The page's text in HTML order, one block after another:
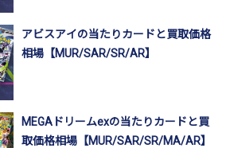
アビスアイの当たりカードと買取価格
相場【MUR/SAR/SR/AR】
MEGAドリームexの当たりカードと買
取価格相場【MUR/SAR/SR/MA/AR】